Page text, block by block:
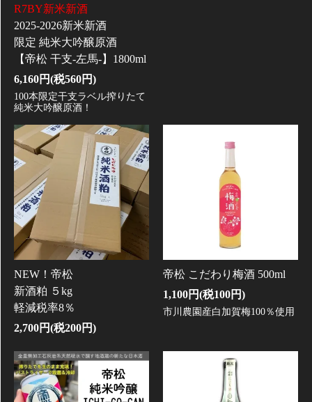
R7BY新米新酒
2025-2026新米新酒
限定 純米大吟醸原酒
【帝松 干支-左馬-】1800ml
6,160円(税560円)
100本限定干支ラベル搾りたて
純米大吟醸原酒！
NEW！帝松
新酒粕 ５kg
軽減税率8％
2,700円(税200円)
帝松 こだわり梅酒 500ml
1,100円(税100円)
市川農園産白加賀梅100％使用